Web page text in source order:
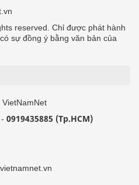
reserved. Chỉ được phát hành
sự đồng ý bằng văn bản của
- 0919435885 (Tp.HCM)